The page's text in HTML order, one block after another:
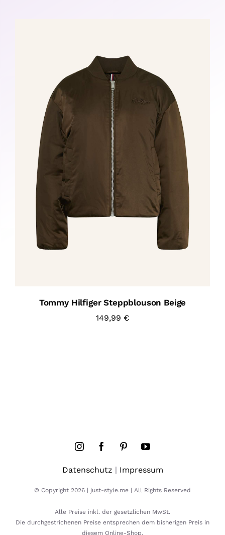
Tommy Hilfiger Steppblouson Beige
149,99 €
Datenschutz | Impressum
© Copyright 2026 | just-style.me | All Rights Reserved
Alle Preise inkl. der gesetzlichen MwSt.
Die durchgestrichenen Preise entsprechen dem bisherigen Preis in
diesem Online-Shop.